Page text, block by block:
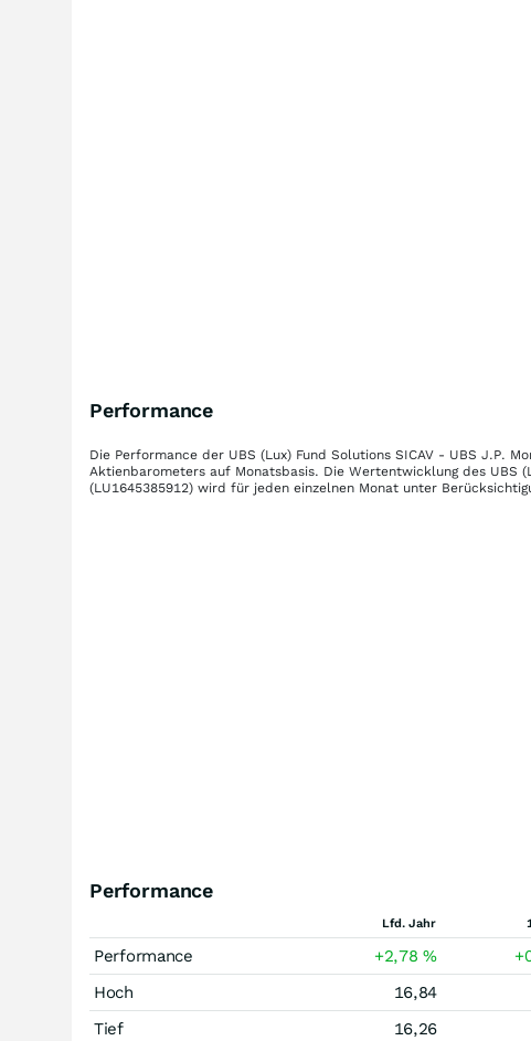
Performance
Die Performance der UBS (Lux) Fund Solutions SICAV - UBS J.P.
Aktienbarometers auf Monatsbasis. Die Wertentwicklung des UBS
(LU1645385912) wird für jeden einzelnen Monat unter
Performance
Lfd. Jahr
Performance +2,78%
Hoch
16,84
Tief
16,26